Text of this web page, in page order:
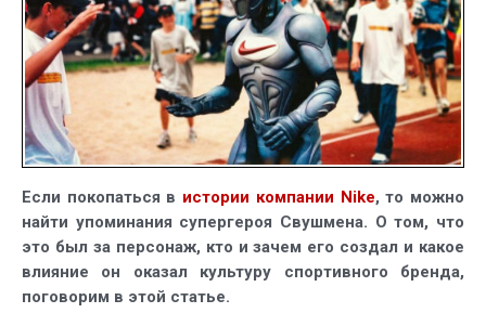
Если покопаться в истории компании Nike, то можно
найти упоминания супергероя Свушмена. О том, что
это был за персонаж, кто и зачем его создал и какое
влияние он оказал культуру спортивного бренда,
поговорим в этой статье.